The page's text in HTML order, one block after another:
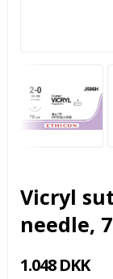
Vicryl
needle,
1.048 DKK